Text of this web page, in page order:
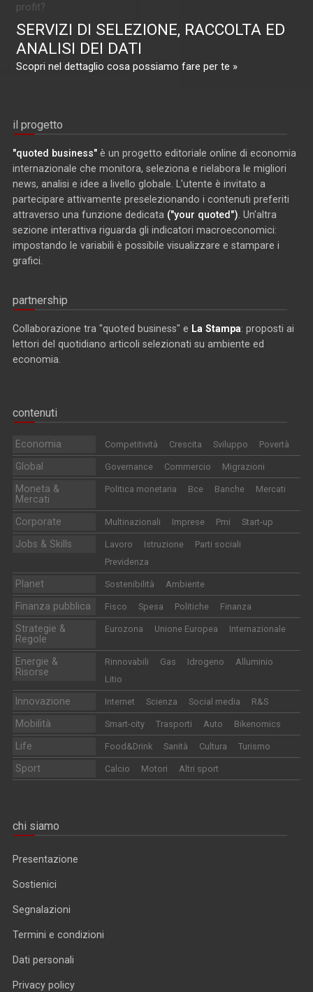
profit?
SERVIZI DI SELEZIONE, RACCOLTA ED
ANALISI DEI DATI
Scopri nel dettaglio cosa possiamo fare per te »
il progetto
"quoted business" è un progetto editoriale online di economia
internazionale che monitora, seleziona e rielabora le migliori
news, analisi e idee a livello globale. L'utente è invitato a
partecipare attivamente preselezionando i contenuti preferiti
attraverso una funzione dedicata ("your quoted") . Un'altra
sezione interattiva riguarda gli indicatori macroeconomici:
impostando le variabili è possibile visualizzare e stampare i
grafici.
partnership
Collaborazione tra "quoted business" e La Stampa: proposti ai
lettori del quotidiano articoli selezionati su ambiente ed
economia.
contenuti
Economia Competitività Crescita Sviluppo Povertà
Global Governance Commercio Migrazioni
Moneta &
Mercati
Politica monetaria Bce Banche Mercati
Corporate Multinazionali Imprese Pmi Start-up
Jobs & Skills Lavoro Istruzione
Parti sociali
Previdenza
Planet Sostenibilità Ambiente
Finanza pubblica Fisco Spesa Politiche Finanza
Strategie &
Regole
Eurozona Unione Europea Internazionale
Energie &
Risorse
Rinnovabili Gas Idrogeno
Alluminio
Litio
Innovazione Internet Scienza Social media R&S
Mobilità Smart-city Trasporti Auto Bikenomics
Life Food&Drink Sanità Cultura Turismo
Sport Calcio Motori Altri sport
chi siamo
Presentazione
Sostienici
Segnalazioni
Termini e condizioni
Dati personali
Privacy policy